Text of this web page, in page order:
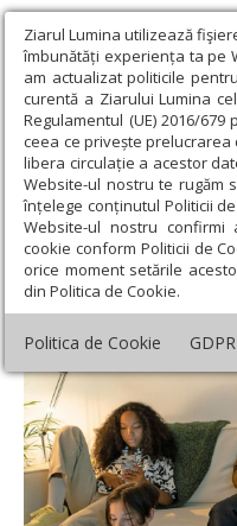
Ziarul Lumina utilizează
îmbunătăți experiența ta pe
am actualizat politicile
curentă a Ziarului Lumina
Regulamentul (UE) 2016/
ceea ce privește
libera circulație a acestor
Website-ul nostru te rugăm
înțelege conținutul Politicii
Website-ul nostru
cookie conform Politicii de
orice moment setările
din Politica de Cookie.
Politica de Cookie GDPR
Ziarul Lumina › Societate ›
Înstrăinarea digitală
„Mami, tati, mă
digitală